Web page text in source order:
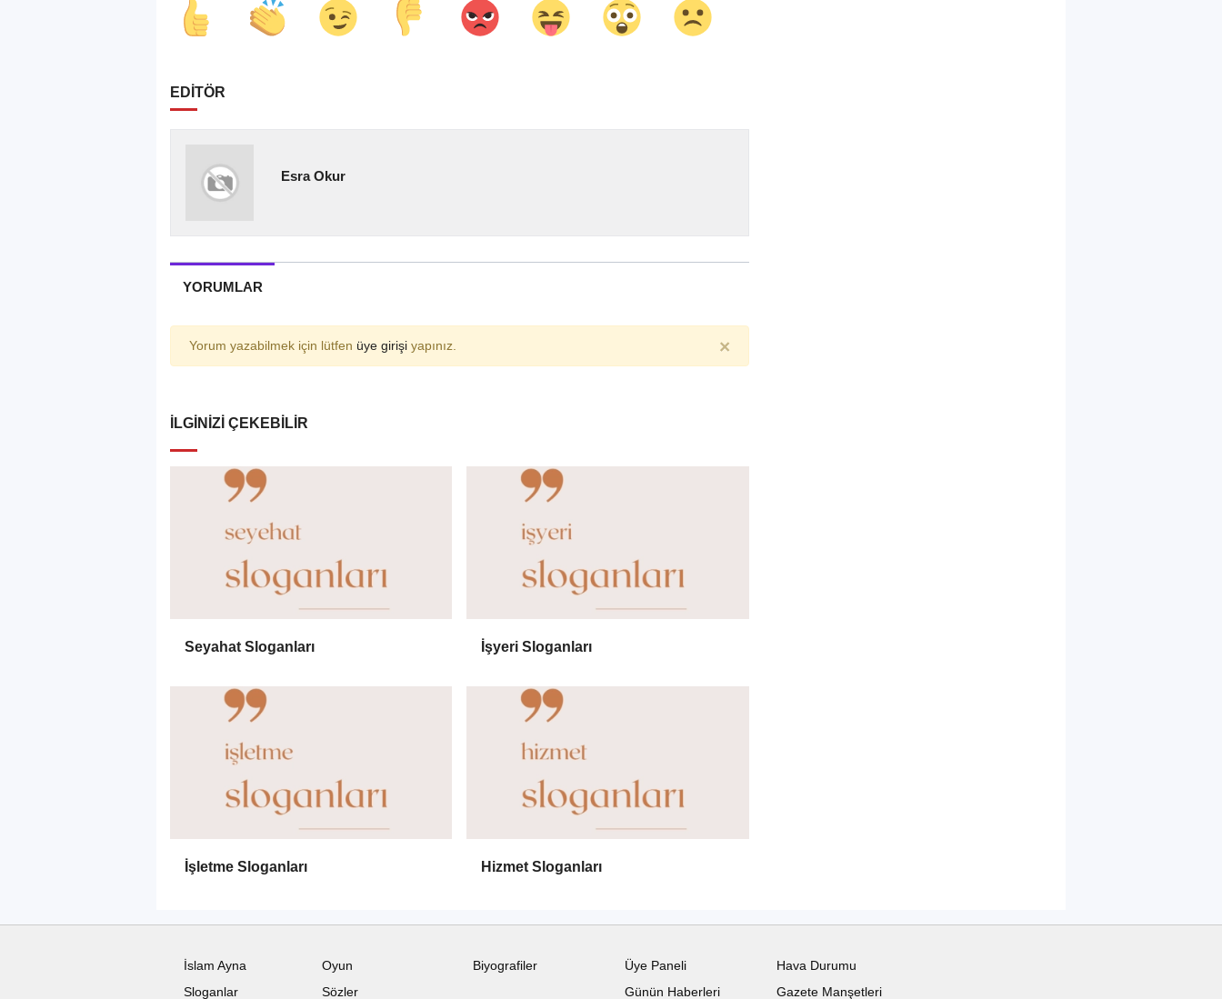
EDİTÖR
Esra Okur
YORUMLAR
Yorum yazabilmek için lütfen üye girişi yapınız. ×
İLGINIZI ÇEKEBILIR
Seyahat Sloganları İşyeri Sloganları
İşletme Sloganları Hizmet Sloganları
İslam Ayna
Oyun
Sloganlar
Sözler
Biyografiler
Üye Paneli
Günün Haberleri
Hava Durumu
Gazete Manşetleri